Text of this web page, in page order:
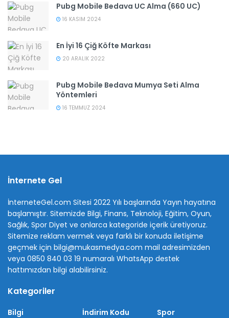
Pubg Mobile Bedava UC Alma (660 UC)
16 KASIM 2024
En İyi 16 Çiğ Köfte Markası
20 ARALIK 2022
Pubg Mobile Bedava Mumya Seti Alma
Yöntemleri
16 TEMMUZ 2024
İnternete Gel
İnterneteGel.com Sitesi 2022 Yılı başlarında Yayın hayatına
başlamıştır. Sitemizde Bilgi, Finans, Teknoloji, Eğitim, Oyun,
Sağlık, Spor Diyet ve onlarca kategoride içerik üretiyoruz.
Sitemize reklam vermek veya farklı bir konuda iletişime
geçmek için bilgi@mukasmedya.com mail adresimizden
veya 0850 840 03 19 numaralı WhatsApp destek
hattımızdan bilgi alabilirsiniz.
Kategoriler
Bilgi
İndirim Kodu
Spor